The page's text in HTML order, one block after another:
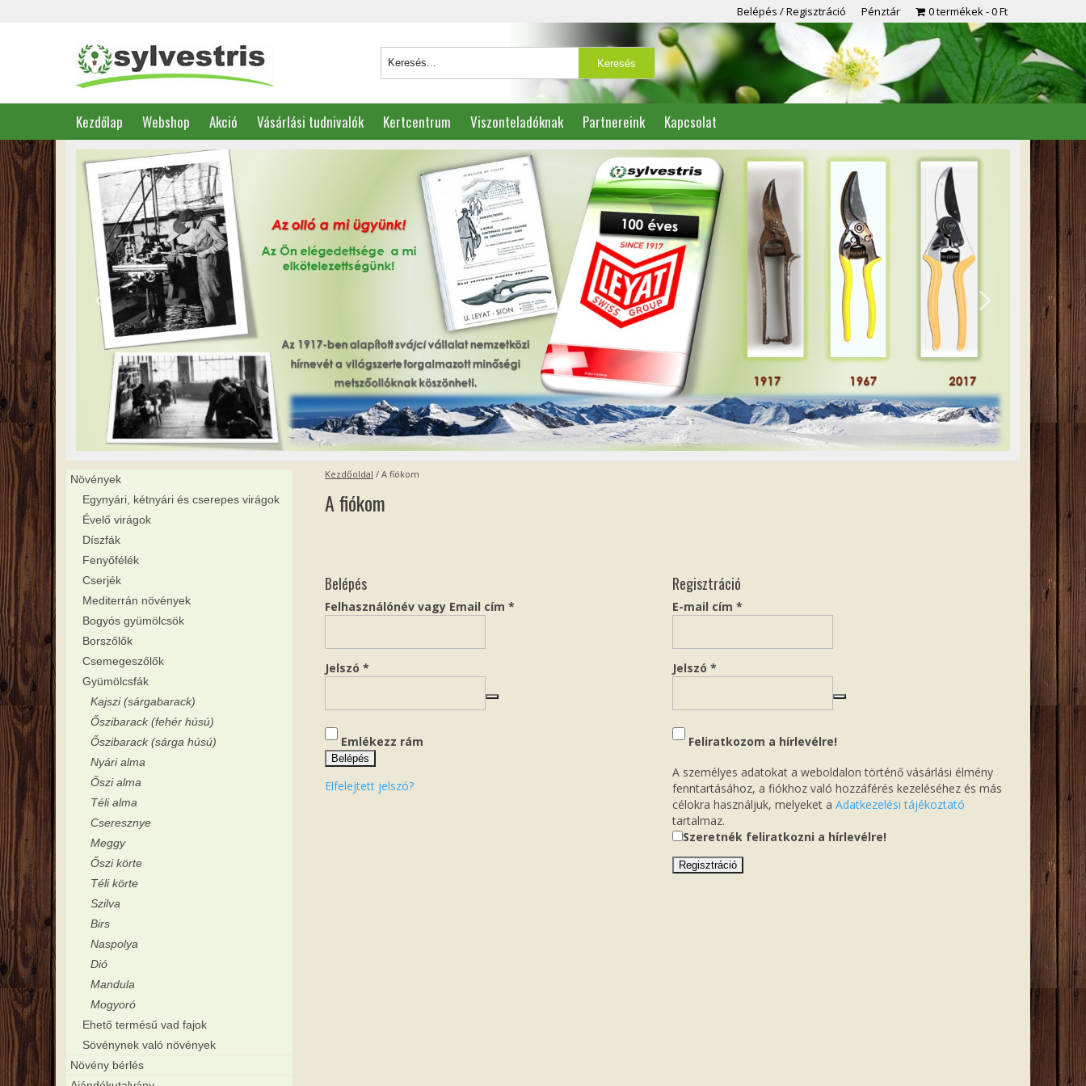
Belépés / Regisztráció Pénztár 0 termékek 0 Ft
Kezdőlap Webshop Akció Vásárlási tudnivalók Kertcentrum Viszonteladóknak Partnereink Kapcsolat
Kezdőoldal / A fiókom
A fiókom
Belépés
Felhasználónév vagy Email cím *
Jelszó *
Emlékezz rám
Belépés
Elfelejtett jelszó?
Regisztráció
E-mail cím *
Jelszó *
Feliratkozom a hírlevélre!
A személyes adatokat a weboldalon történő vásárlási élmény
fenntartásához, a fiókhoz való hozzáférés kezeléséhez és más
célokra használjuk, melyeket a Adatkezelési tájékoztató
tartalmaz.
Szeretnék feliratkozni a hírlevélre!
Regisztráció
Növények
Egynyári, kétnyári és cserepes virágok
Évelő virágok
Díszfák
Fenyőfélék
Cserjék
Mediterrán növények
Bogyós gyümölcsök
Borszőlők
Csemegeszőlők
Gyümölcsfák
Kajszi (sárgabarack)
Őszibarack (fehér húsú)
Őszibarack (sárga húsú)
Nyári alma
Őszi alma
Téli alma
Cseresznye
Meggy
Őszi körte
Téli körte
Szilva
Birs
Naspolya
Dió
Mandula
Mogyoró
Ehető termésű vad fajok
Sövénynek való növények
Növény bérlés